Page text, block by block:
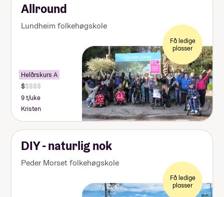
Allround
Lundheim folkehøgskole
Få ledige
plasser
Helårskurs A
9 t/uke
Kristen
DIY - naturlig nok
Peder Morset folkehøgskole
Få ledige
plasser